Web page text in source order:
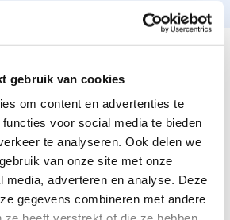
gebruik van cookies
om content en advertenties te
voor social media te bieden
te analyseren. Ook delen we
van onze site met onze
media, adverteren en analyse. Deze
gegevens combineren met andere
HEEFT ONZE TOP
en zelfstandig
bewegen in de frisse lucht
fijn werk dat lekker bijverdient!
bezorgen van het laatste nieuws